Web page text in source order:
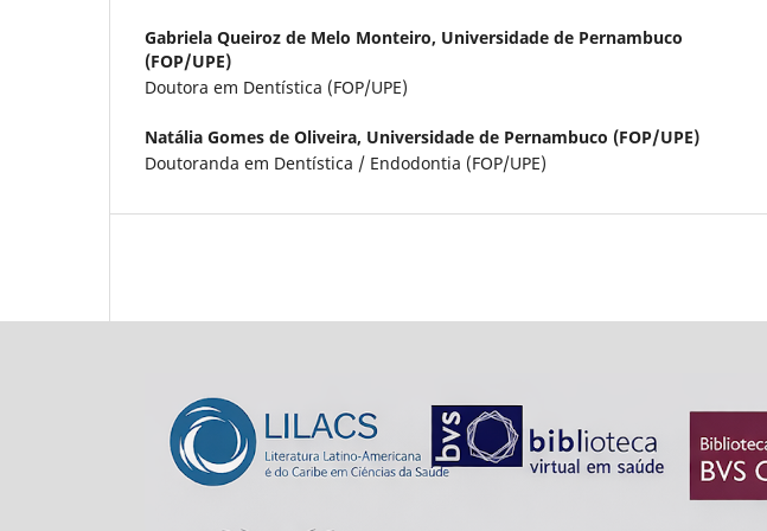
Gabriela Queiroz de Melo Monteiro, Universidade de Pernambuco
(FOP/UPE)
Doutora em Dentística (FOP/UPE)
Natália Gomes de Oliveira, Universidade de Pernambuco (FOP/UPE)
Doutoranda em Dentística / Endodontia (FOP/UPE)